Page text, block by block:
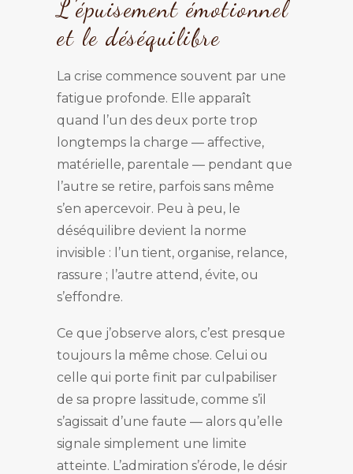
L’épuisement émotionnel
et le déséquilibre
La crise commence souvent par une
fatigue profonde. Elle apparaît
quand l’un des deux porte trop
longtemps la charge — affective,
matérielle, parentale — pendant que
l’autre se retire, parfois sans même
s’en apercevoir. Peu à peu, le
déséquilibre devient la norme
invisible : l’un tient, organise, relance,
rassure ; l’autre attend, évite, ou
s’effondre.
Ce que j’observe alors, c’est presque
toujours la même chose. Celui ou
celle qui porte finit par culpabiliser
de sa propre lassitude, comme s’il
s’agissait d’une faute — alors qu’elle
signale simplement une limite
atteinte. L’admiration s’érode, le désir